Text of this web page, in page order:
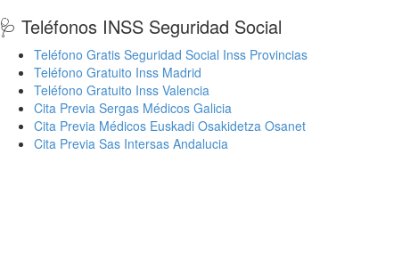
🩺 Teléfonos INSS Seguridad Social
Teléfono Gratis Seguridad Social Inss Provincias
Teléfono Gratuito Inss Madrid
Teléfono Gratuito Inss Valencia
Cita Previa Sergas Médicos Galicia
Cita Previa Médicos Euskadi Osakidetza Osanet
Cita Previa Sas Intersas Andalucia